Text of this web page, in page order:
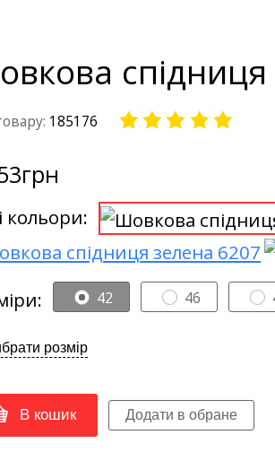
185176
грн
кольори:
42 46
розмір
В кошик